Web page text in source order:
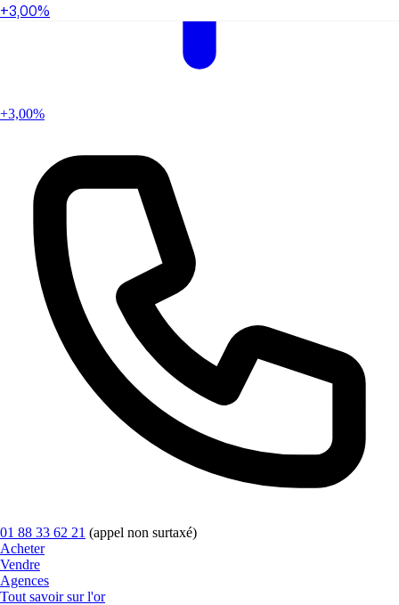
+3,00%
+3,00%
01 88 33 62 21 (appel non surtaxé)
Acheter
Vendre
Agences
Tout savoir sur l'or